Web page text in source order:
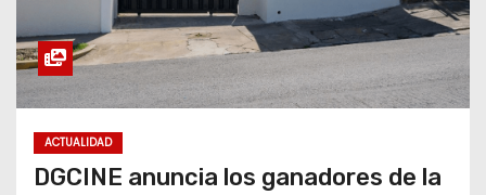
ACTUALIDAD
DGCINE anuncia los ganadores de la